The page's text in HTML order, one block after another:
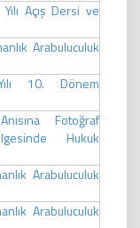
Açış Dersi ve
Arabuluculuk
10. Dönem
Fotoğraf
Hukuk
Arabuluculuk
Arabuluculuk